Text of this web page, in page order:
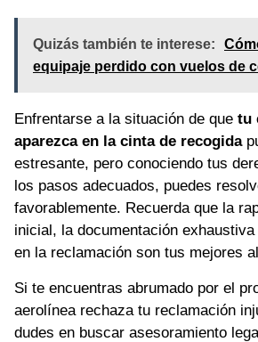
Quizás también te interese:
equipaje perdido con vuelos de
Enfrentarse a la situación de que tu
aparezca en la cinta de recogida
estresante, pero conociendo tus
los pasos adecuados, puedes
favorablemente. Recuerda que la
inicial, la documentación
en la reclamación son tus mejores
Si te encuentras abrumado por el
aerolínea rechaza tu reclamación
dudes en buscar asesoramiento